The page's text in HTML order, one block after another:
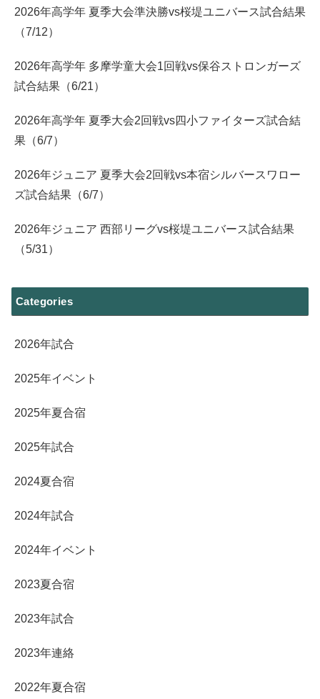
2026年高学年 夏季大会準決勝vs桜堤ユニバース試合結果
（7/12）
2026年高学年 多摩学童大会1回戦vs保谷ストロンガーズ
試合結果（6/21）
2026年高学年 夏季大会2回戦vs四小ファイターズ試合結
果（6/7）
2026年ジュニア 夏季大会2回戦vs本宿シルバースワロー
ズ試合結果（6/7）
2026年ジュニア 西部リーグvs桜堤ユニバース試合結果
（5/31）
Categories
2026年試合
2025年イベント
2025年夏合宿
2025年試合
2024夏合宿
2024年試合
2024年イベント
2023夏合宿
2023年試合
2023年連絡
2022年夏合宿